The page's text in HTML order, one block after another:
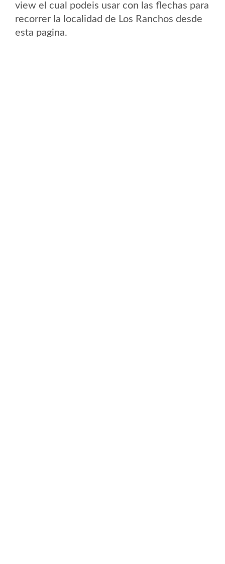
view el cual podeis usar con las flechas para
recorrer la localidad de Los Ranchos desde
esta pagina.